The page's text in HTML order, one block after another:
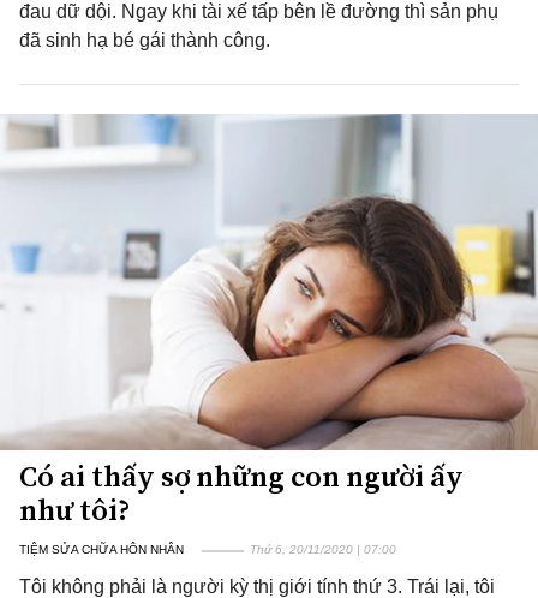
đau dữ dội. Ngay khi tài xế tấp bên lề đường thì sản phụ
đã sinh hạ bé gái thành công.
Có ai thấy sợ những con người ấy
như tôi?
TIỆM SỬA CHỮA HÔN NHÂN Thứ 6, 20/11/2020 | 07:00
Tôi không phải là người kỳ thị giới tính thứ 3. Trái lại, tôi